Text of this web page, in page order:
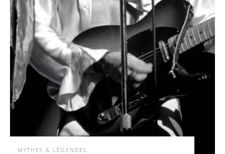
MYTHES & LÉGENDES